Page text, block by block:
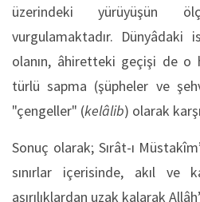
üzerindeki yürüyüşün
vurgulamaktadır. Dünyâdaki
olanın, âhiretteki geçişi de o
türlü sapma (şüpheler ve
"çengeller" (kelâlib) olarak
Sonuç olarak; Sırât-ı
sınırlar içerisinde, akıl ve
aşırılıklardan uzak kalarak